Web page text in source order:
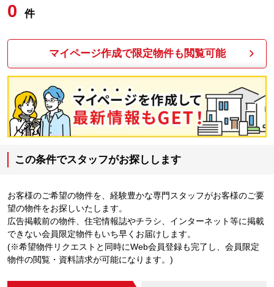
0 件
マイページ作成で限定物件も閲覧可能
この条件でスタッフがお探しします
お客様のご希望の物件を、経験豊かな専門スタッフがお客様のご要
望の物件をお探しいたします。
広告掲載前の物件、住宅情報誌やチラシ、インターネット等に掲載
できない会員限定物件もいち早くお届けします。
(※希望物件リクエストと同時にWeb会員登録も完了し、会員限定
物件の閲覧・資料請求が可能になります。)